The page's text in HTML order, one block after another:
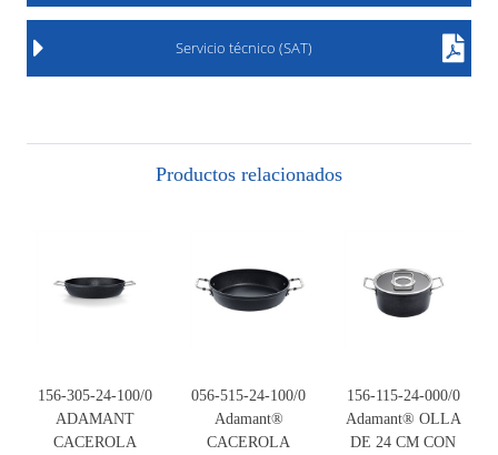
Servicio técnico (SAT)
Productos relacionados
156-305-24-100/0
ADAMANT
CACEROLA
056-515-24-100/0
Adamant®
CACEROLA
156-115-24-000/0
Adamant® OLLA
DE 24 CM CON